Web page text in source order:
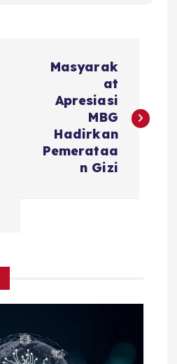
Masyarak
at
Apresiasi
MBG
Hadirkan
Pemerataa
n Gizi